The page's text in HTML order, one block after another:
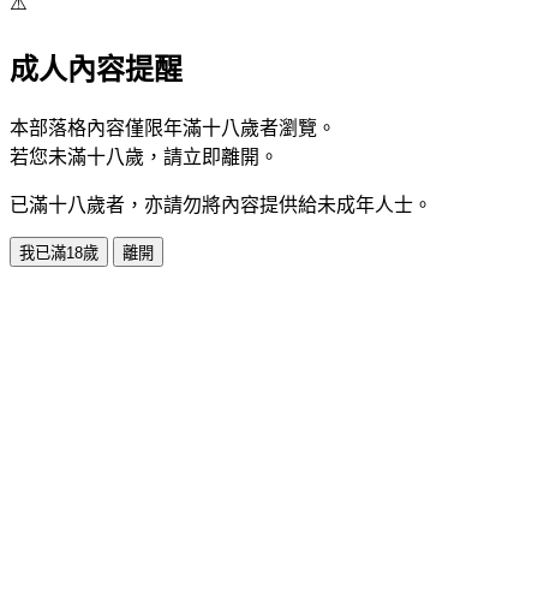
成人內容提醒
本部落格內容僅限年滿十八歲者瀏覽。
若您未滿十八歲，請立即離開。
已滿十八歲者，亦請勿將內容提供給未成年人士。
我已滿18歲 離開